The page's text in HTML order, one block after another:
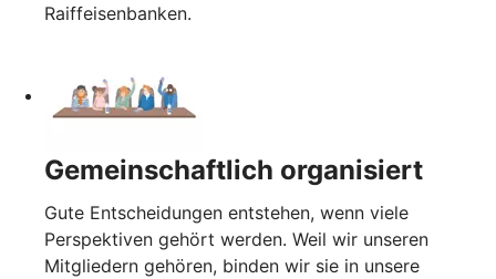
Raiffeisenbanken.
Gemeinschaftlich organisiert
Gute Entscheidungen entstehen, wenn viele
Perspektiven gehört werden. Weil wir unseren
Mitgliedern gehören, binden wir sie in unsere